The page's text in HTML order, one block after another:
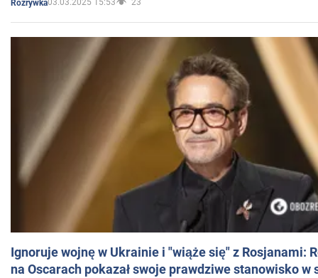
Rozrywka03.03.2025 15:53 23
Ignoruje wojnę w Ukrainie i "wiąże się" z Rosjanami:
na Oscarach pokazał swoje prawdziwe stanowisko w